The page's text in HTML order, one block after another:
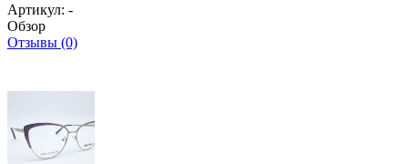
Артикул: -
Обзор
Отзывы (0)